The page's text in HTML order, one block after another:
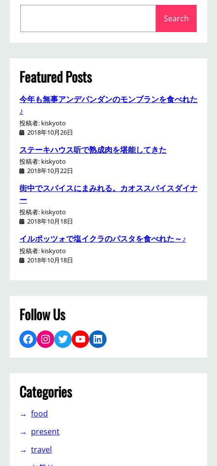
a
r
c
h
Search
Featured Posts
今年も無事アンデパンダンのモンブランを食べれた
♪
投稿者: kiskyoto
2018年10月26日
ステーキハウス听で熟成肉を堪能してきた
投稿者: kiskyoto
2018年10月22日
街中でスパイスにまみれる。カオススパイスダイナ
ー
投稿者: kiskyoto
2018年10月18日
イルポッツォで塩イクラのパスタを食べれた～♪
投稿者: kiskyoto
2018年10月18日
Follow Us
Facebook Instagram Twitter YouTube LinkedIn
Categories
food
present
travel